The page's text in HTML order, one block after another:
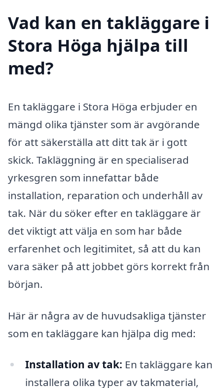
Vad kan en takläggare i
Stora Höga hjälpa till
med?
En takläggare i Stora Höga erbjuder en
mängd olika tjänster som är avgörande
för att säkerställa att ditt tak är i gott
skick. Takläggning är en specialiserad
yrkesgren som innefattar både
installation, reparation och underhåll av
tak. När du söker efter en takläggare är
det viktigt att välja en som har både
erfarenhet och legitimitet, så att du kan
vara säker på att jobbet görs korrekt från
början.
Här är några av de huvudsakliga tjänster
som en takläggare kan hjälpa dig med:
Installation av tak: En takläggare kan
installera olika typer av takmaterial,